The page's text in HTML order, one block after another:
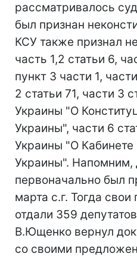
рассматривалось
был признан
КСУ также признал
часть 1,2 статьи 6,
пункт 3 части 1,
2 статьи 71, части 3
Украины "О
Украины", части 6
Украины "О Кабинете
Украины". Напомним,
первоначально был
марта с.г. Тогда свои
отдали 359
В.Ющенко вернул
со своими